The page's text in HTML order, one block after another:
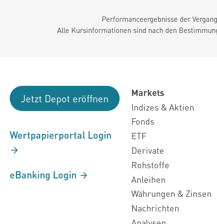
Performanceergebnisse der
Alle Kursinformationen sind nach den
Jetzt Depot eröffnen
Wertpapierportal Login
eBanking Login
Markets
Indizes & Aktien
Fonds
ETF
Derivate
Rohstoffe
Anleihen
Währungen & Zinsen
Nachrichten